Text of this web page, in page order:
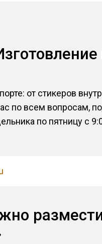
от стикеров
всем вопросам,
по пятницу с